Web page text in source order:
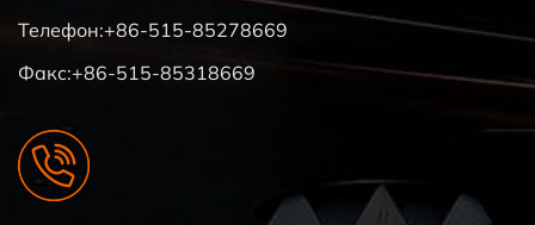
Телефон:+86-515-85278669
Факс:+86-515-85318669